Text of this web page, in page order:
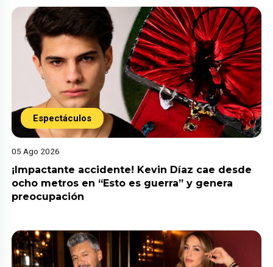
Espectáculos
05 Ago 2026
¡Impactante accidente! Kevin Díaz cae desde
ocho metros en “Esto es guerra” y genera
preocupación